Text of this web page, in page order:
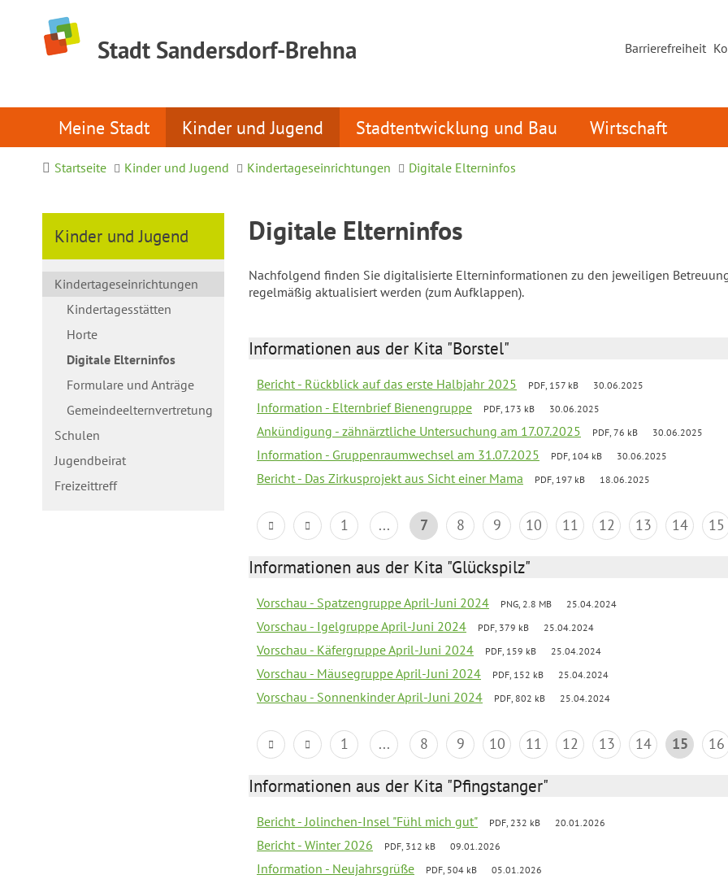
Stadt Sandersdorf-Brehna Barrierefreiheit
Meine Stadt Kinder und Jugend Stadtentwicklung und Bau Wirtschaft
Startseite Kinder und Jugend Kindertageseinrichtungen Digitale Elterninfos
Kinder und Jugend
Kindertageseinrichtungen
Kindertagesstätten
Horte
Digitale Elterninfos
Formulare und Anträge
Gemeindeelternvertretung
Schulen
Jugendbeirat
Freizeittreff
Digitale Elterninfos
Nachfolgend finden Sie digitalisierte Elterninformationen zu den jeweiligen
regelmäßig aktualisiert werden (zum Aufklappen).
Informationen aus der Kita "Borstel"
Bericht - Rückblick auf das erste Halbjahr 2025 PDF, 157 kB 30.06.2025
Information - Elternbrief Bienengruppe PDF, 173 kB 30.06.2025
Ankündigung - zähnärztliche Untersuchung am 17.07.2025 PDF, 76 kB 30.06.2025
Information - Gruppenraumwechsel am 31.07.2025 PDF, 104 kB 30.06.2025
Bericht - Das Zirkusprojekt aus Sicht einer Mama PDF, 197 kB 18.06.2025
1 ... 7 8 9 10 11 12 13 14 15
Informationen aus der Kita "Glückspilz"
Vorschau - Spatzengruppe April-Juni 2024 PNG, 2.8 MB 25.04.2024
Vorschau - Igelgruppe April-Juni 2024 PDF, 379 kB 25.04.2024
Vorschau - Käfergruppe April-Juni 2024 PDF, 159 kB 25.04.2024
Vorschau - Mäusegruppe April-Juni 2024 PDF, 152 kB 25.04.2024
Vorschau - Sonnenkinder April-Juni 2024 PDF, 802 kB 25.04.2024
1 ... 8 9 10 11 12 13 14 15 16
Informationen aus der Kita "Pfingstanger"
Bericht - Jolinchen-Insel "Fühl mich gut" PDF, 232 kB 20.01.2026
Bericht - Winter 2026 PDF, 312 kB 09.01.2026
Information - Neujahrsgrüße PDF, 504 kB 05.01.2026